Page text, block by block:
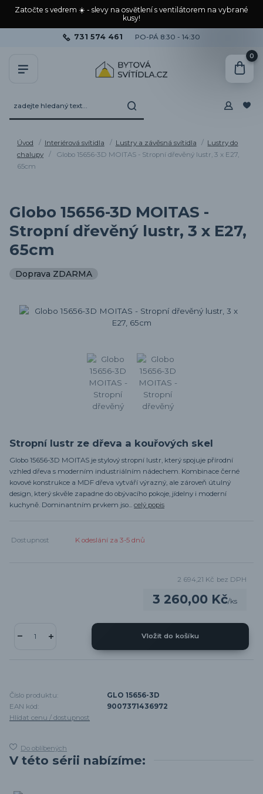
Zatočte s vedrem ☀️ - slevy na osvětlení s ventilátorem na vybrané
kusy!
731 574 461 PO-PÁ 8:30 - 14:30
0
Úvod Interiérová svítidla Lustry a závěsná svítidla
Lustry do
chalupy
Globo 15656-3D MOITAS - Stropní dřevěný lustr, 3 x E27,
65cm
Globo 15656-3D MOITAS -
Stropní dřevěný lustr, 3 x E27,
65cm
Doprava ZDARMA
Stropní lustr ze dřeva a kouřových skel
Globo 15656-3D MOITAS je stylový stropní lustr, který spojuje přírodní
vzhled dřeva s moderním industriálním nádechem. Kombinace černé
kovové konstrukce a MDF dřeva vytváří výrazný, ale zároveň útulný
design, který skvěle zapadne do obývacího pokoje, jídelny i moderní
kuchyně. Dominantním prvkem jso... celý popis
Dostupnost K odeslání za 3-5 dnů
3 260,00 Kč/ks
2 694,21 Kč bez DPH
Vložit do košíku
Číslo produktu:
GLO 15656-3D
EAN kód:
9007371436972
Hlídat cenu / dostupnost
Do oblíbených
V této sérii nabízíme: